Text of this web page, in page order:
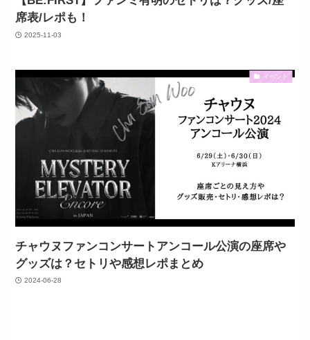
席表/レポも！
2025-11-03
イベント
チャウヌファンコンサートアンコール公演の座席や
グッズは？セトリや感想レポまとめ
2024-06-28